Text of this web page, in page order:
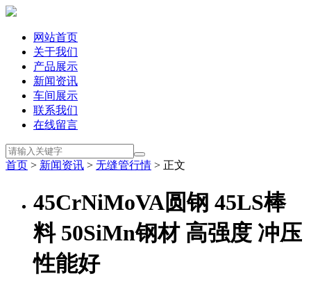
网站首页
关于我们
产品展示
新闻资讯
车间展示
联系我们
在线留言
首页 > 新闻资讯 > 无缝管行情 > 正文
45CrNiMoVA圆钢 45LS棒
料 50SiMn钢材 高强度 冲压
性能好